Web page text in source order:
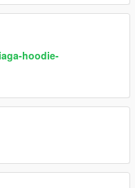
hoodie-